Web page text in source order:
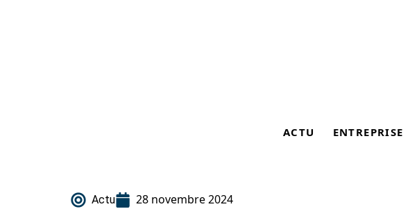
ACTU ENTREPRISE
Actu 28 novembre 2024